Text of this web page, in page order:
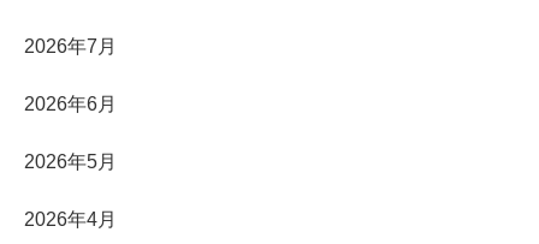
2026年7月
2026年6月
2026年5月
2026年4月